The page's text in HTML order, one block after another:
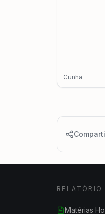
Cunha
Matérias